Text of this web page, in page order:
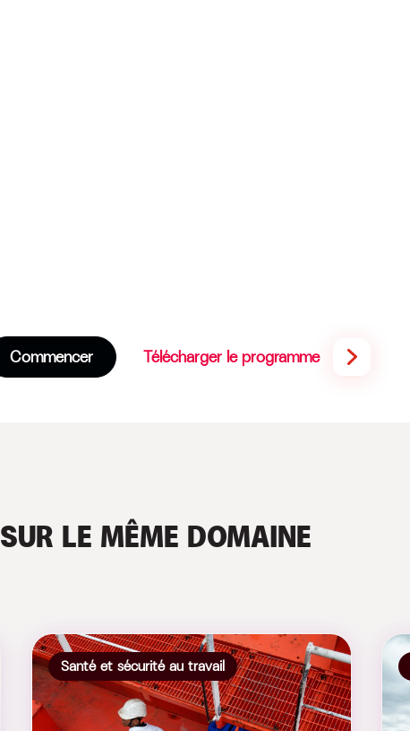
Commencer Télécharger le programme
SUR LE MÊME DOMAINE
Santé et sécurité au travail